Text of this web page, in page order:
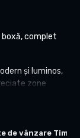
de vânzare
complet
și luminos,
zone